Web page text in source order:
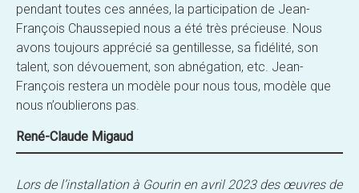
pendant toutes ces années, la participation de Jean-
François Chaussepied nous a été très précieuse. Nous
avons toujours apprécié sa gentillesse, sa fidélité, son
talent, son dévouement, son abnégation, etc. Jean-
François restera un modèle pour nous tous, modèle que
nous n’oublierons pas.
René-Claude Migaud
Lors de l’installation à Gourin en avril 2023 des œuvres de